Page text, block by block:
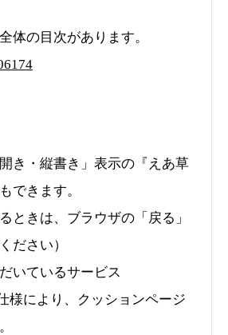
体の目次があります。
き・縦書き」表示の『えあ草
できます。
ときは、ブラウザの「戻る」
ださい）
いているサービス
様により、クッションページ